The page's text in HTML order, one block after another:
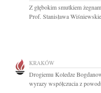
Z głębokim smutkiem
Prof. Stanisława
KRAKÓW
Drogiemu Koledze
wyrazy współczucia z